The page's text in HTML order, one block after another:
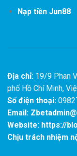
Nạp tiền Jun88
Địa chỉ: 19/9 Phan
phố Hồ Chí Minh,
Số điện thoại:
Email:
Website: https://
Chịu trách nhiệm